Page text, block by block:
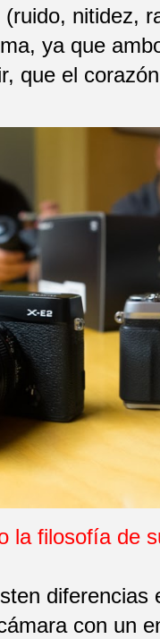
nitidez,
ya que
que el
la filosofía de
diferencias
con un